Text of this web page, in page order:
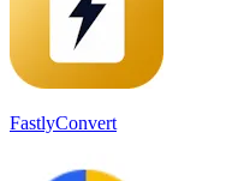
FastlyConvert